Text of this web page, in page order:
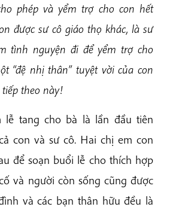
phép và yểm trợ cho con hết
được sư cô giáo thọ khác, là sư
tình nguyện đi để yểm trợ cho
“đệ nhị thân” tuyệt vời của con
theo này!
lễ tang cho bà là lần đầu tiên
con và sư cô. Hai chị em con
để soạn buổi lễ cho thích hợp
và người còn sống cũng được
và các bạn thân hữu đều là